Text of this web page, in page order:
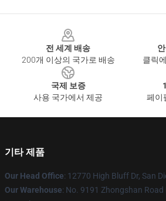
전 세계 배송
200개 이상의 국가로 배송
클릭
국제 보증
사용 국가에서 제공
페이
기타 제품
Our Head Office: 12770 High Bluff Dr, San
Our Warehouse: No. 9191 Zhongshan